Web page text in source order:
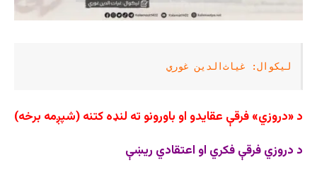
لیکوال: غیاث‌الدین غوري
د «دروزي» فرقې عقایدو او باورونو ته لنډه کتنه (شپږمه برخه)
د دروزي فرقې فکري او اعتقادي ریښې